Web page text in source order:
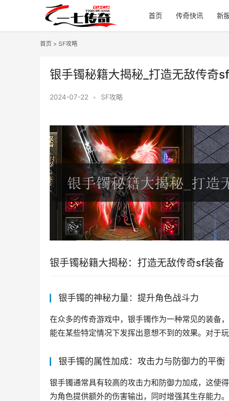
首页 传奇快讯 新
首页 > SF攻略
银手镯秘籍大揭秘_打造无敌传奇
2024-07-22 • SF攻略
银手镯秘籍大揭秘：打造无敌传奇sf装备
银手镯的神秘力量：提升角色战斗力
在众多的传奇游戏中，银手镯作为一种常见的装备
能在某些特定情况下发挥出意想不到的效果。对于
银手镯的属性加成：攻击力与防御力的平衡
银手镯通常具有较高的攻击力和防御力加成，这使
为角色提供额外的伤害输出，同时增强其生存能力